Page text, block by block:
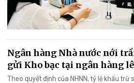
Ngân hàng Nhà nước nới
gửi Kho bạc tại ngân hàng
Theo quyết định của NHNN, tỷ lệ khấu trừ